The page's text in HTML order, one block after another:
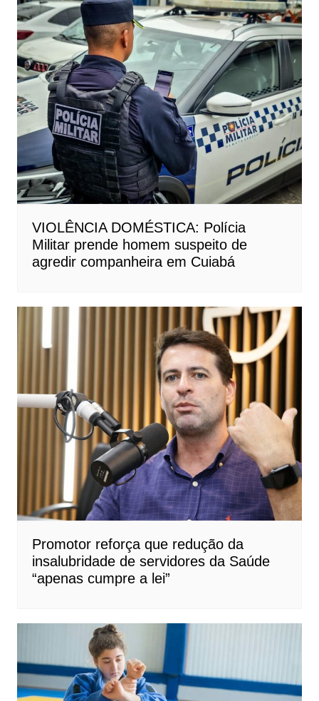
VIOLÊNCIA DOMÉSTICA: Polícia
Militar prende homem suspeito de
agredir companheira em Cuiabá
Promotor reforça que redução da
insalubridade de servidores da Saúde
“apenas cumpre a lei”